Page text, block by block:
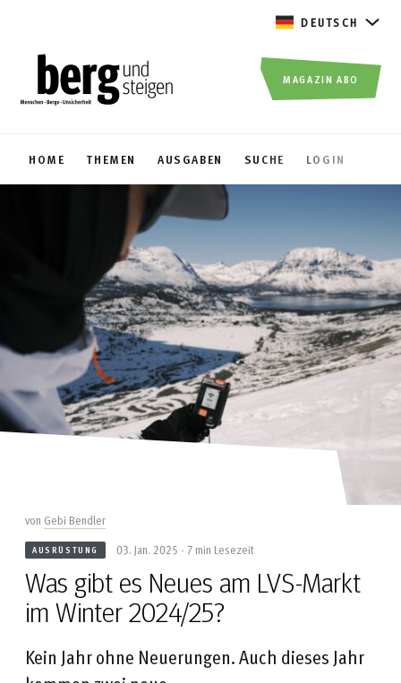
DEUTSCH
HOME THEMEN AUSGABEN SUCHE LOGIN
MAGAZIN ABO
von Gebi Bendler
AUSRÜSTUNG 03. Jan. 2025 - 7 min Lesezeit
Was gibt es Neues am LVS-Markt
im Winter 2024/25?
Kein Jahr ohne Neuerungen. Auch dieses Jahr